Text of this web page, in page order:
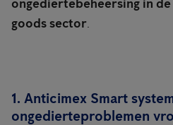
ongediertebeheersing in
goods sector.
1. Anticimex Smart
ongedierteproblemen